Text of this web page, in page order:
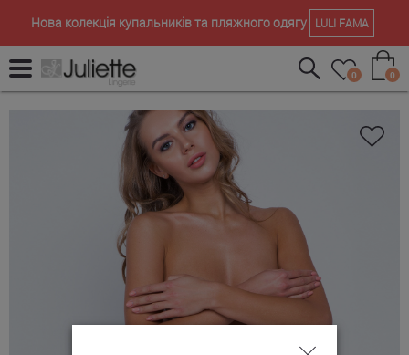
Нова колекція купальників та пляжного одягу LULI FAMA
0 0